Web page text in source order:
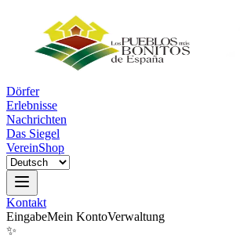
Dörfer
Erlebnisse
Nachrichten
Das Siegel
VereinShop
Kontakt
EingabeMein KontoVerwaltung
✨